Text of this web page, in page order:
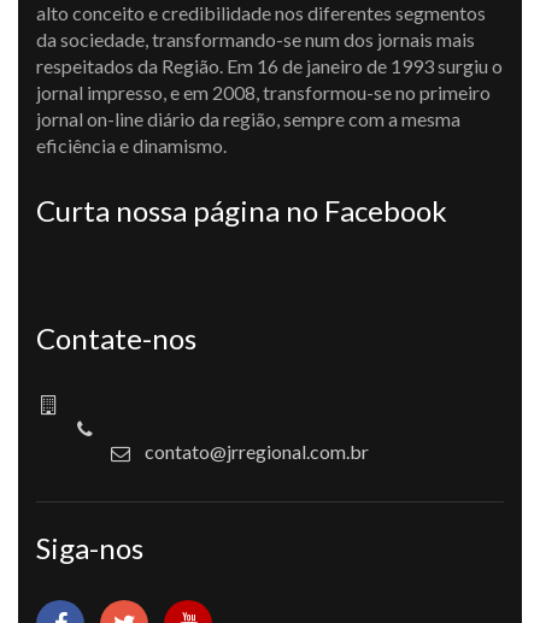
alto conceito e credibilidade nos diferentes segmentos
da sociedade, transformando-se num dos jornais mais
respeitados da Região. Em 16 de janeiro de 1993 surgiu o
jornal impresso, e em 2008, transformou-se no primeiro
jornal on-line diário da região, sempre com a mesma
eficiência e dinamismo.
Curta nossa página no Facebook
Contate-nos
contato@jrregional.com.br
Siga-nos